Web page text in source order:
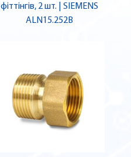
фіттінгів, 2 шт. | SIEMENS
ALN15.252B